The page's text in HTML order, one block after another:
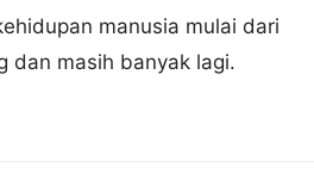
manusia mulai dari
dan masih banyak lagi.